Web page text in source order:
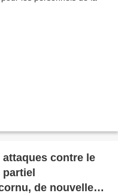
attaques contre le
de nouvelles